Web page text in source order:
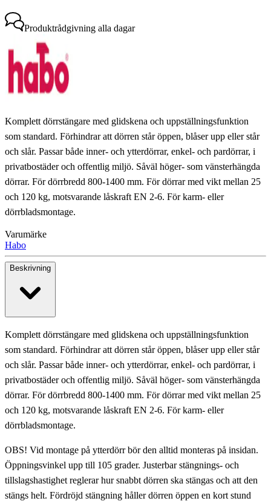
Produktrådgivning alla dagar
Komplett dörrstängare med glidskena och uppställningsfunktion
som standard. Förhindrar att dörren står öppen, blåser upp eller står
och slår. Passar både inner- och ytterdörrar, enkel- och pardörrar, i
privatbostäder och offentlig miljö. Såväl höger- som vänsterhängda
dörrar. För dörrbredd 800-1400 mm. För dörrar med vikt mellan 25
och 120 kg, motsvarande låskraft EN 2-6. För karm- eller
dörrbladsmontage.
Varumärke
Habo
Beskrivning
Komplett dörrstängare med glidskena och uppställningsfunktion
som standard. Förhindrar att dörren står öppen, blåser upp eller står
och slår. Passar både inner- och ytterdörrar, enkel- och pardörrar, i
privatbostäder och offentlig miljö. Såväl höger- som vänsterhängda
dörrar. För dörrbredd 800-1400 mm. För dörrar med vikt mellan 25
och 120 kg, motsvarande låskraft EN 2-6. För karm- eller
dörrbladsmontage.
OBS! Vid montage på ytterdörr bör den alltid monteras på insidan.
Öppningsvinkel upp till 105 grader. Justerbar stängnings- och
tillslagshastighet reglerar hur snabbt dörren ska stängas och att den
stängs helt. Fördröjd stängning håller dörren öppen en kort stund